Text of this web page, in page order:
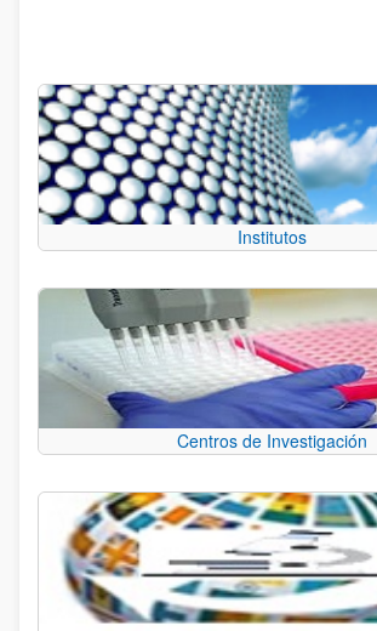
Institutos
Centros de Investigación